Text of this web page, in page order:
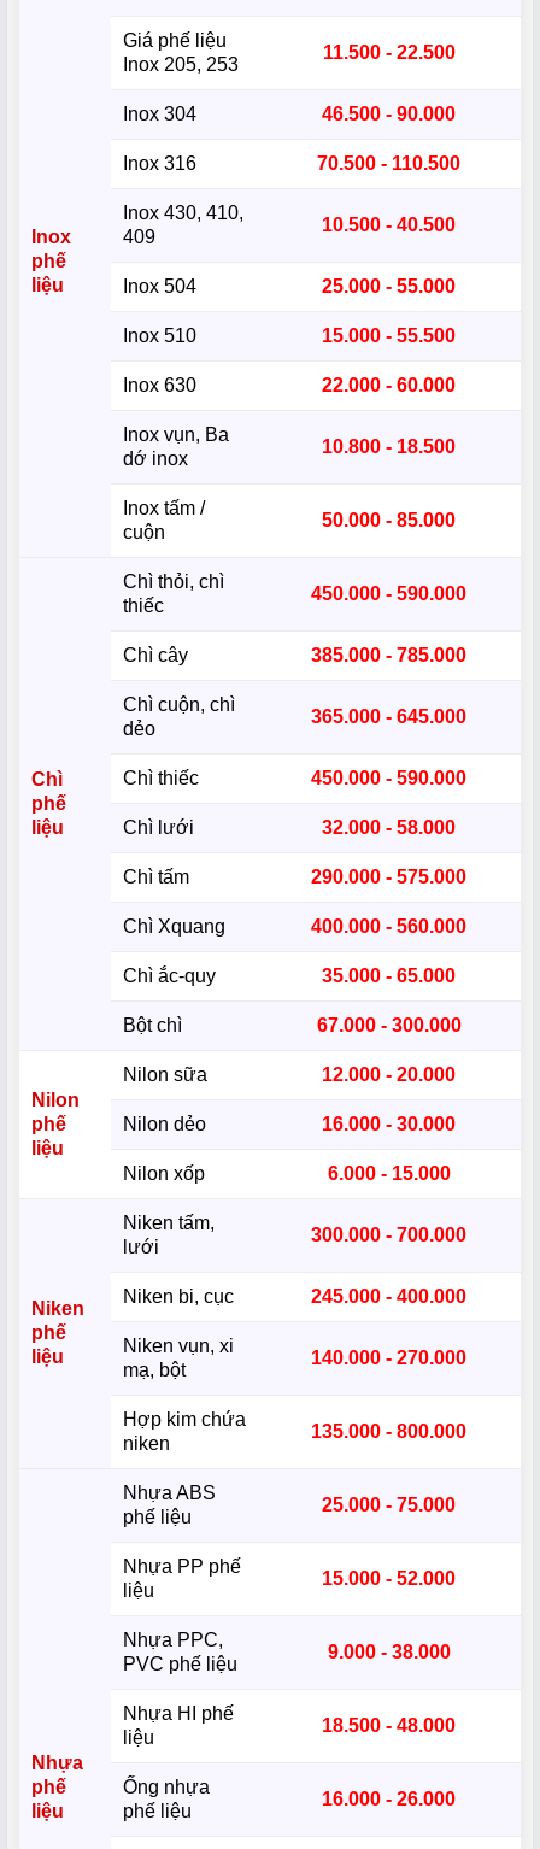
Inox
phế
liệu
Giá phế liệu
Inox 205, 253
11.500 - 22.500
Inox 304 46.500 - 90.000
Inox 316 70.500 - 110.500
Inox 430, 410,
409
10.500 - 40.500
Inox 504 25.000 - 55.000
Inox 510 15.000 - 55.500
Inox 630 22.000 - 60.000
Inox vụn, Ba
dớ inox
10.800 - 18.500
Inox tấm /
cuộn
50.000 - 85.000
Chì
phế
liệu
Chì thỏi, chì
thiếc
450.000 - 590.000
Chì cây 385.000 - 785.000
Chì cuộn, chì
dẻo
365.000 - 645.000
Chì thiếc 450.000 - 590.000
Chì lưới 32.000 - 58.000
Chì tấm 290.000 - 575.000
Chì Xquang 400.000 - 560.000
Chì ắc-quy 35.000 - 65.000
Bột chì 67.000 - 300.000
Nilon
phế
liệu
Nilon sữa 12.000 - 20.000
Nilon dẻo 16.000 - 30.000
Nilon xốp 6.000 - 15.000
Niken
phế
liệu
Niken tấm,
lưới
300.000 - 700.000
Niken bi, cục 245.000 - 400.000
Niken vụn, xi
mạ, bột
140.000 - 270.000
Hợp kim chứa
niken
135.000 - 800.000
Nhựa
phế
liệu
Nhựa ABS
phế liệu
25.000 - 75.000
Nhựa PP phế
liệu
15.000 - 52.000
Nhựa PPC,
PVC phế liệu
9.000 - 38.000
Nhựa HI phế
liệu
18.500 - 48.000
Ống nhựa
phế liệu
16.000 - 26.000